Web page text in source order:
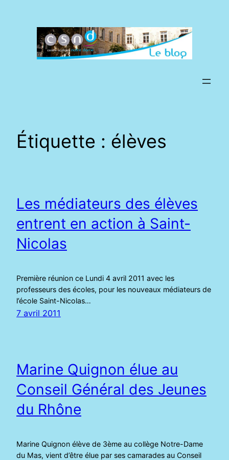
Étiquette : élèves
Les médiateurs des élèves
entrent en action à Saint-
Nicolas
Première réunion ce Lundi 4 avril 2011 avec les
professeurs des écoles, pour les nouveaux médiateurs de
l’école Saint-Nicolas…
7 avril 2011
Marine Quignon élue au
Conseil Général des Jeunes
du Rhône
Marine Quignon élève de 3ème au collège Notre-Dame
du Mas, vient d’être élue par ses camarades au Conseil